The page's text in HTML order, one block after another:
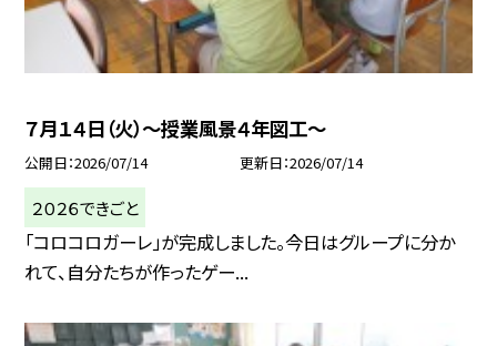
７月１４日（火）～授業風景４年図工～
公開日 2026/07/14 更新日 2026/07/14
２０２６できごと
「コロコロガーレ」が完成しました。今日はグループに分か
れて、自分たちが作ったゲー...